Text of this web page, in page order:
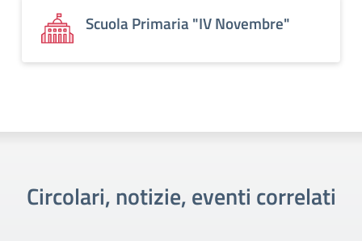
Scuola Primaria "IV Novembre"
Circolari, notizie, eventi correlati